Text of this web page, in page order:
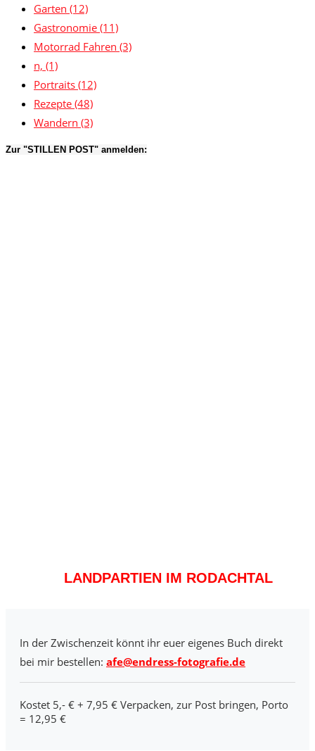
Garten (12)
Gastronomie (11)
Motorrad Fahren (3)
n, (1)
Portraits (12)
Rezepte (48)
Wandern (3)
Zur "STILLEN POST" anmelden:
LANDPARTIEN IM RODACHTAL
In der Zwischenzeit könnt ihr euer eigenes Buch direkt
bei mir bestellen: afe@endress-fotografie.de
Kostet 5,- € + 7,95 € Verpacken, zur Post bringen, Porto
= 12,95 €